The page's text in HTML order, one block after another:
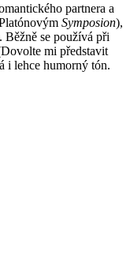
partnera a
Symposion),
se používá při
mi představit
i lehce humorný tón.